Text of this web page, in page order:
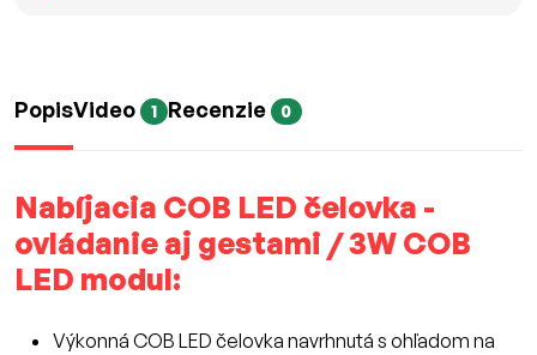
PopisVideo 1 Recenzie 0
Nabíjacia COB LED čelovka -
ovládanie aj gestami / 3W COB
LED modul:
Výkonná COB LED čelovka navrhnutá s ohľadom na